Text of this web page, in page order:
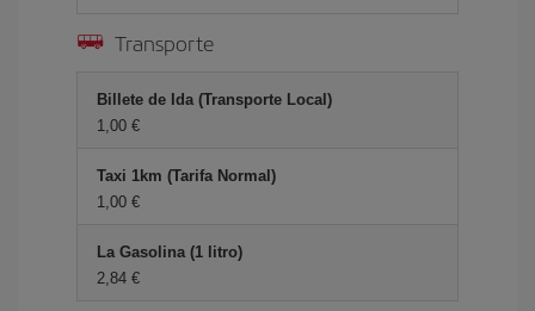
Transporte
Billete de Ida (Transporte Local)
1,00 €
Taxi 1km (Tarifa Normal)
1,00 €
La Gasolina (1 litro)
2,84 €